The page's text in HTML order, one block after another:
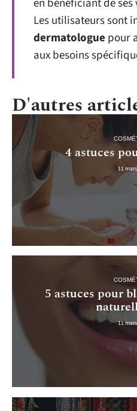
en bénéficiant de
Les utilisateurs sont
dermatologue pour
aux besoins
D'autres
4 astuces
11
5 astuces pour
11